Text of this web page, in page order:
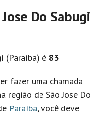
Do Sabugi
(Paraíba) é 83
fazer uma chamada
região de São Jose Do
Paraíba, você deve